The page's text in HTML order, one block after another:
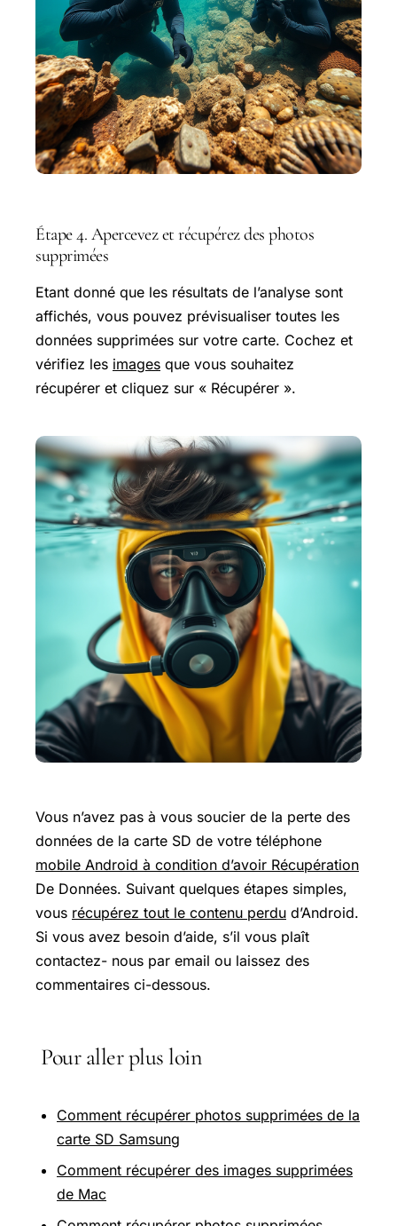
Étape 4. Apercevez et récupérez des photos
supprimées
Etant donné que les résultats de l’analyse sont
affichés, vous pouvez prévisualiser toutes les
données supprimées sur votre carte. Cochez et
vérifiez les images que vous souhaitez
récupérer et cliquez sur « Récupérer ».
Vous n’avez pas à vous soucier de la perte des
données de la carte SD de votre téléphone
mobile Android à condition d’avoir Récupération
De Données. Suivant quelques étapes simples,
vous récupérez tout le contenu perdu d’Android.
Si vous avez besoin d’aide, s’il vous plaît
contactez- nous par email ou laissez des
commentaires ci-dessous.
Pour aller plus loin
Comment récupérer photos supprimées de la
carte SD Samsung
Comment récupérer des images supprimées
de Mac